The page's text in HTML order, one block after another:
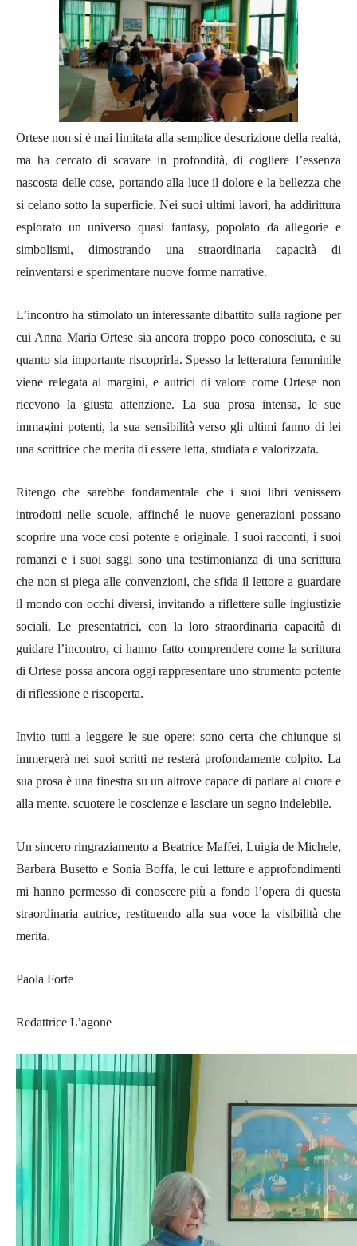
Ortese non si è mai limitata alla semplice descrizione della realtà,
ma ha cercato di scavare in profondità, di cogliere l’essenza
nascosta delle cose, portando alla luce il dolore e la bellezza che
si celano sotto la superficie. Nei suoi ultimi lavori, ha addirittura
esplorato un universo quasi fantasy, popolato da allegorie e
simbolismi, dimostrando una straordinaria capacità di
reinventarsi e sperimentare nuove forme narrative.
L’incontro ha stimolato un interessante dibattito sulla ragione per
cui Anna Maria Ortese sia ancora troppo poco conosciuta, e su
quanto sia importante riscoprirla. Spesso la letteratura femminile
viene relegata ai margini, e autrici di valore come Ortese non
ricevono la giusta attenzione. La sua prosa intensa, le sue
immagini potenti, la sua sensibilità verso gli ultimi fanno di lei
una scrittrice che merita di essere letta, studiata e valorizzata.
Ritengo che sarebbe fondamentale che i suoi libri venissero
introdotti nelle scuole, affinché le nuove generazioni possano
scoprire una voce così potente e originale. I suoi racconti, i suoi
romanzi e i suoi saggi sono una testimonianza di una scrittura
che non si piega alle convenzioni, che sfida il lettore a guardare
il mondo con occhi diversi, invitando a riflettere sulle ingiustizie
sociali. Le presentatrici, con la loro straordinaria capacità di
guidare l’incontro, ci hanno fatto comprendere come la scrittura
di Ortese possa ancora oggi rappresentare uno strumento potente
di riflessione e riscoperta.
Invito tutti a leggere le sue opere: sono certa che chiunque si
immergerà nei suoi scritti ne resterà profondamente colpito. La
sua prosa è una finestra su un altrove capace di parlare al cuore e
alla mente, scuotere le coscienze e lasciare un segno indelebile.
Un sincero ringraziamento a Beatrice Maffei, Luigia de Michele,
Barbara Busetto e Sonia Boffa, le cui letture e approfondimenti
mi hanno permesso di conoscere più a fondo l’opera di questa
straordinaria autrice, restituendo alla sua voce la visibilità che
merita.
Paola Forte
Redattrice L’agone